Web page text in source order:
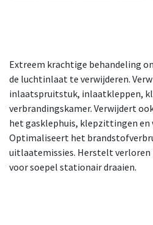
Extreem krachtige behandeling
de luchtinlaat te verwijderen.
inlaatspruitstuk, inlaatkleppen,
verbrandingskamer. Verwijdert
het gasklephuis, klepzittingen en
Optimaliseert het
uitlaatemissies. Herstelt
voor soepel stationair draaien.